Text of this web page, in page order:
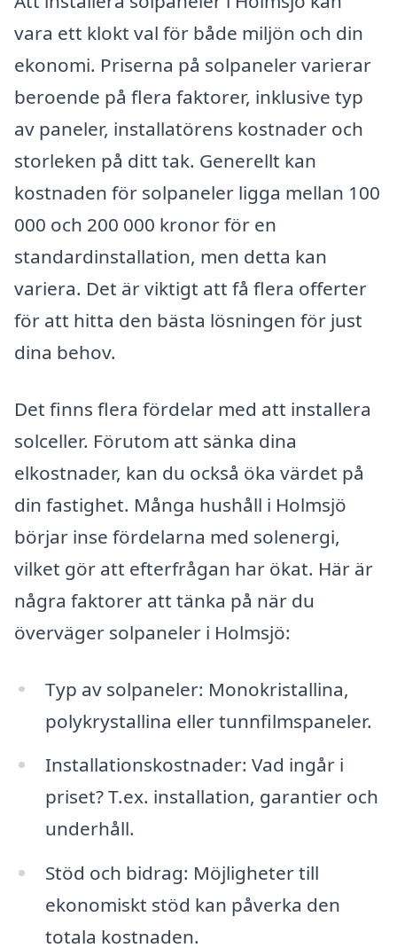
vara ett klokt val för både miljön och din
ekonomi. Priserna på solpaneler varierar
beroende på flera faktorer, inklusive typ
av paneler, installatörens kostnader och
storleken på ditt tak. Generellt kan
kostnaden för solpaneler ligga mellan 100
000 och 200 000 kronor för en
standardinstallation, men detta kan
variera. Det är viktigt att få flera offerter
för att hitta den bästa lösningen för just
dina behov.
Det finns flera fördelar med att installera
solceller. Förutom att sänka dina
elkostnader, kan du också öka värdet på
din fastighet. Många hushåll i Holmsjö
börjar inse fördelarna med solenergi,
vilket gör att efterfrågan har ökat. Här är
några faktorer att tänka på när du
överväger solpaneler i Holmsjö:
Typ av solpaneler: Monokristallina,
polykrystallina eller tunnfilmspaneler.
Installationskostnader: Vad ingår i
priset? T.ex. installation, garantier och
underhåll.
Stöd och bidrag: Möjligheter till
ekonomiskt stöd kan påverka den
totala kostnaden.